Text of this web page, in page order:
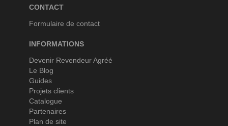
CONTACT
Formulaire de contact
INFORMATIONS
Devenir Revendeur Agréé
Le Blog
Guides
Projets clients
Catalogue
Partenaires
Plan de site